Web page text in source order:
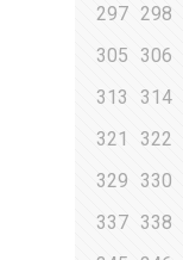
297 298
305
306
313
314
321
322
329
330
337 338